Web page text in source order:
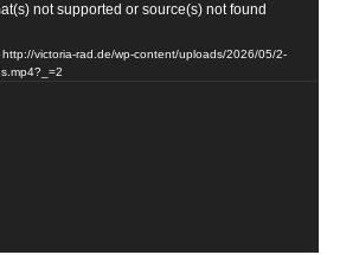
not supported or source(s) not found
victoria-rad.de/wp-content/uploads/2026/05/2-